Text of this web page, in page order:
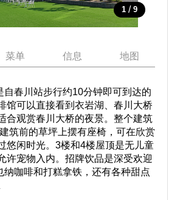
1 / 9
菜单 信息 地图
自春川站步行约10分钟即可到达的
馆可以直接看到衣岩湖、春川大桥
合观赏春川大桥的夜景。整个建筑
筑前的草坪上摆有座椅，可在欣赏
悠闲时光。3楼和4楼屋顶是无儿童
许宠物入内。招牌饮品是深受欢迎
纳咖啡和打糕拿铁，还有各种甜点